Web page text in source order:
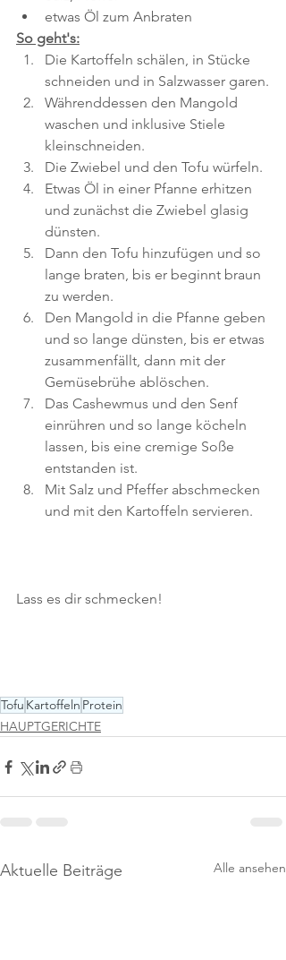
etwas Öl zum Anbraten
So geht's:
Die Kartoffeln schälen, in Stücke
schneiden und in Salzwasser garen.
Währenddessen den Mangold
waschen und inklusive Stiele
kleinschneiden.
Die Zwiebel und den Tofu würfeln.
Etwas Öl in einer Pfanne erhitzen
und zunächst die Zwiebel glasig
dünsten.
Dann den Tofu hinzufügen und so
lange braten, bis er beginnt braun
zu werden.
Den Mangold in die Pfanne geben
und so lange dünsten, bis er etwas
zusammenfällt, dann mit der
Gemüsebrühe ablöschen.
Das Cashewmus und den Senf
einrühren und so lange köcheln
lassen, bis eine cremige Soße
entstanden ist.
Mit Salz und Pfeffer abschmecken
und mit den Kartoffeln servieren.
Lass es dir schmecken!
Tofu Kartoffeln Protein
HAUPTGERICHTE
Aktuelle Beiträge Alle ansehen